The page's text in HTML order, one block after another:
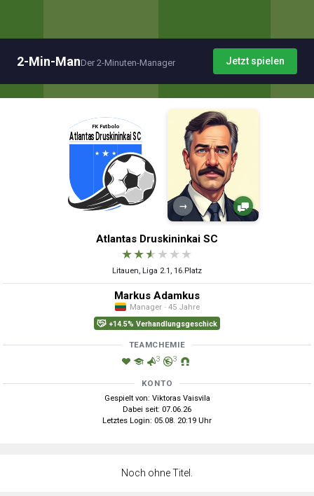
2-Min-ManDer 2-Minuten-Manager Jetzt spielen
→
Atlantas Druskininkai SC
★★★ ★ ★ ★
Litauen, Liga 2.1, 16.Platz
Markus Adamkus
Manager · 45 Jahre
+14.5% Verhandlungsgeschick
TEAMCHEMIE
3 3
KONTO
Gespielt von: Viktoras Vaisvila
Dabei seit: 07.06.26
Letztes Login: 05.08. 20:19 Uhr
Noch ohne Titel.